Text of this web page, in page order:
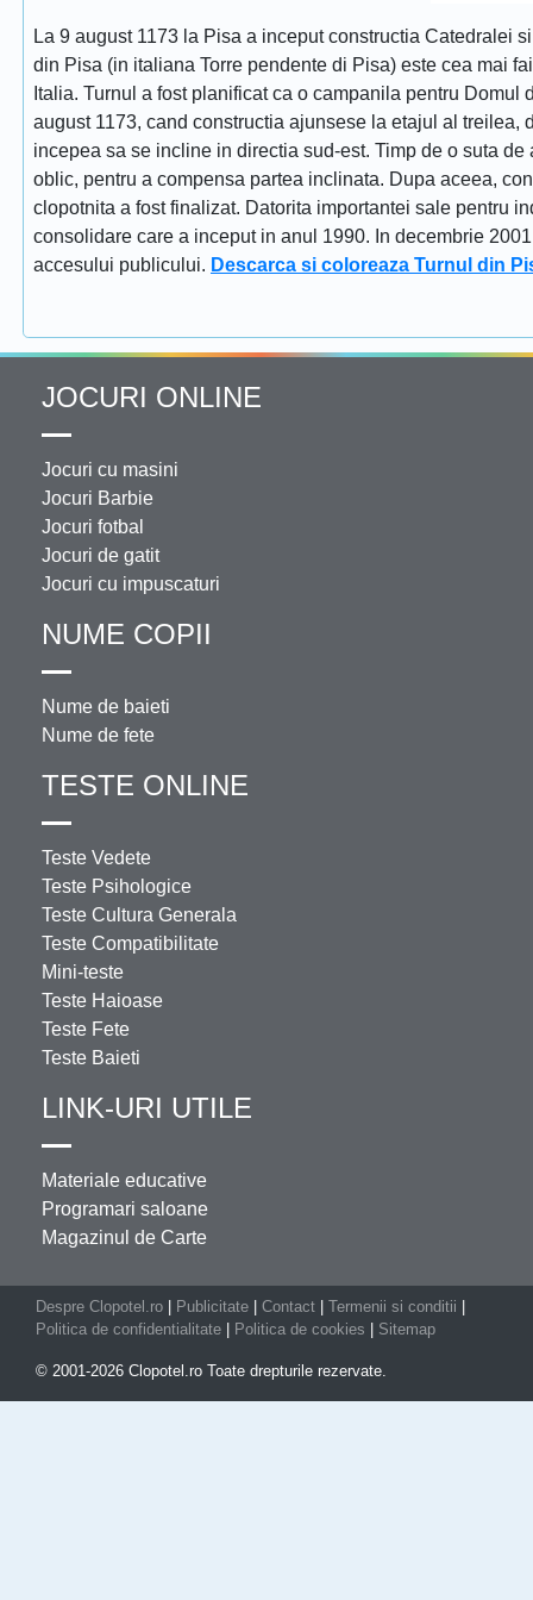
La 9 august 1173 la Pisa a inceput constructia Catedralei
din Pisa (in italiana Torre pendente di Pisa) este cea mai
Italia. Turnul a fost planificat ca o campanila pentru
august 1173, cand constructia ajunsese la etajul al
incepea sa se incline in directia sud-est. Timp de o suta
oblic, pentru a compensa partea inclinata. Dupa aceea,
clopotnita a fost finalizat. Datorita importantei sale pentru
consolidare care a inceput in anul 1990. In decembrie
accesului publicului. Descarca si coloreaza Turnul din
JOCURI ONLINE
Jocuri cu masini
Jocuri Barbie
Jocuri fotbal
Jocuri de gatit
Jocuri cu impuscaturi
NUME COPII
Nume de baieti
Nume de fete
TESTE ONLINE
Teste Vedete
Teste Psihologice
Teste Cultura Generala
Teste Compatibilitate
Mini-teste
Teste Haioase
Teste Fete
Teste Baieti
LINK-URI UTILE
Materiale educative
Programari saloane
Magazinul de Carte
Despre Clopotel.ro Publicitate Contact Termenii si conditii
Politica de confidentialitate
Politica de cookies Sitemap
© 2001-2026 Clopotel.ro Toate drepturile rezervate.